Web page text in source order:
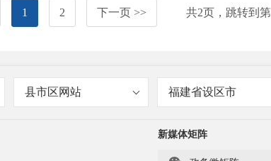
1 2 下一页 >> 共2页，跳转到第
县市区网站 福建省设区市
新媒体矩阵